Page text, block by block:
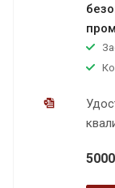
5000